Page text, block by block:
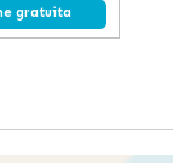
gratuita